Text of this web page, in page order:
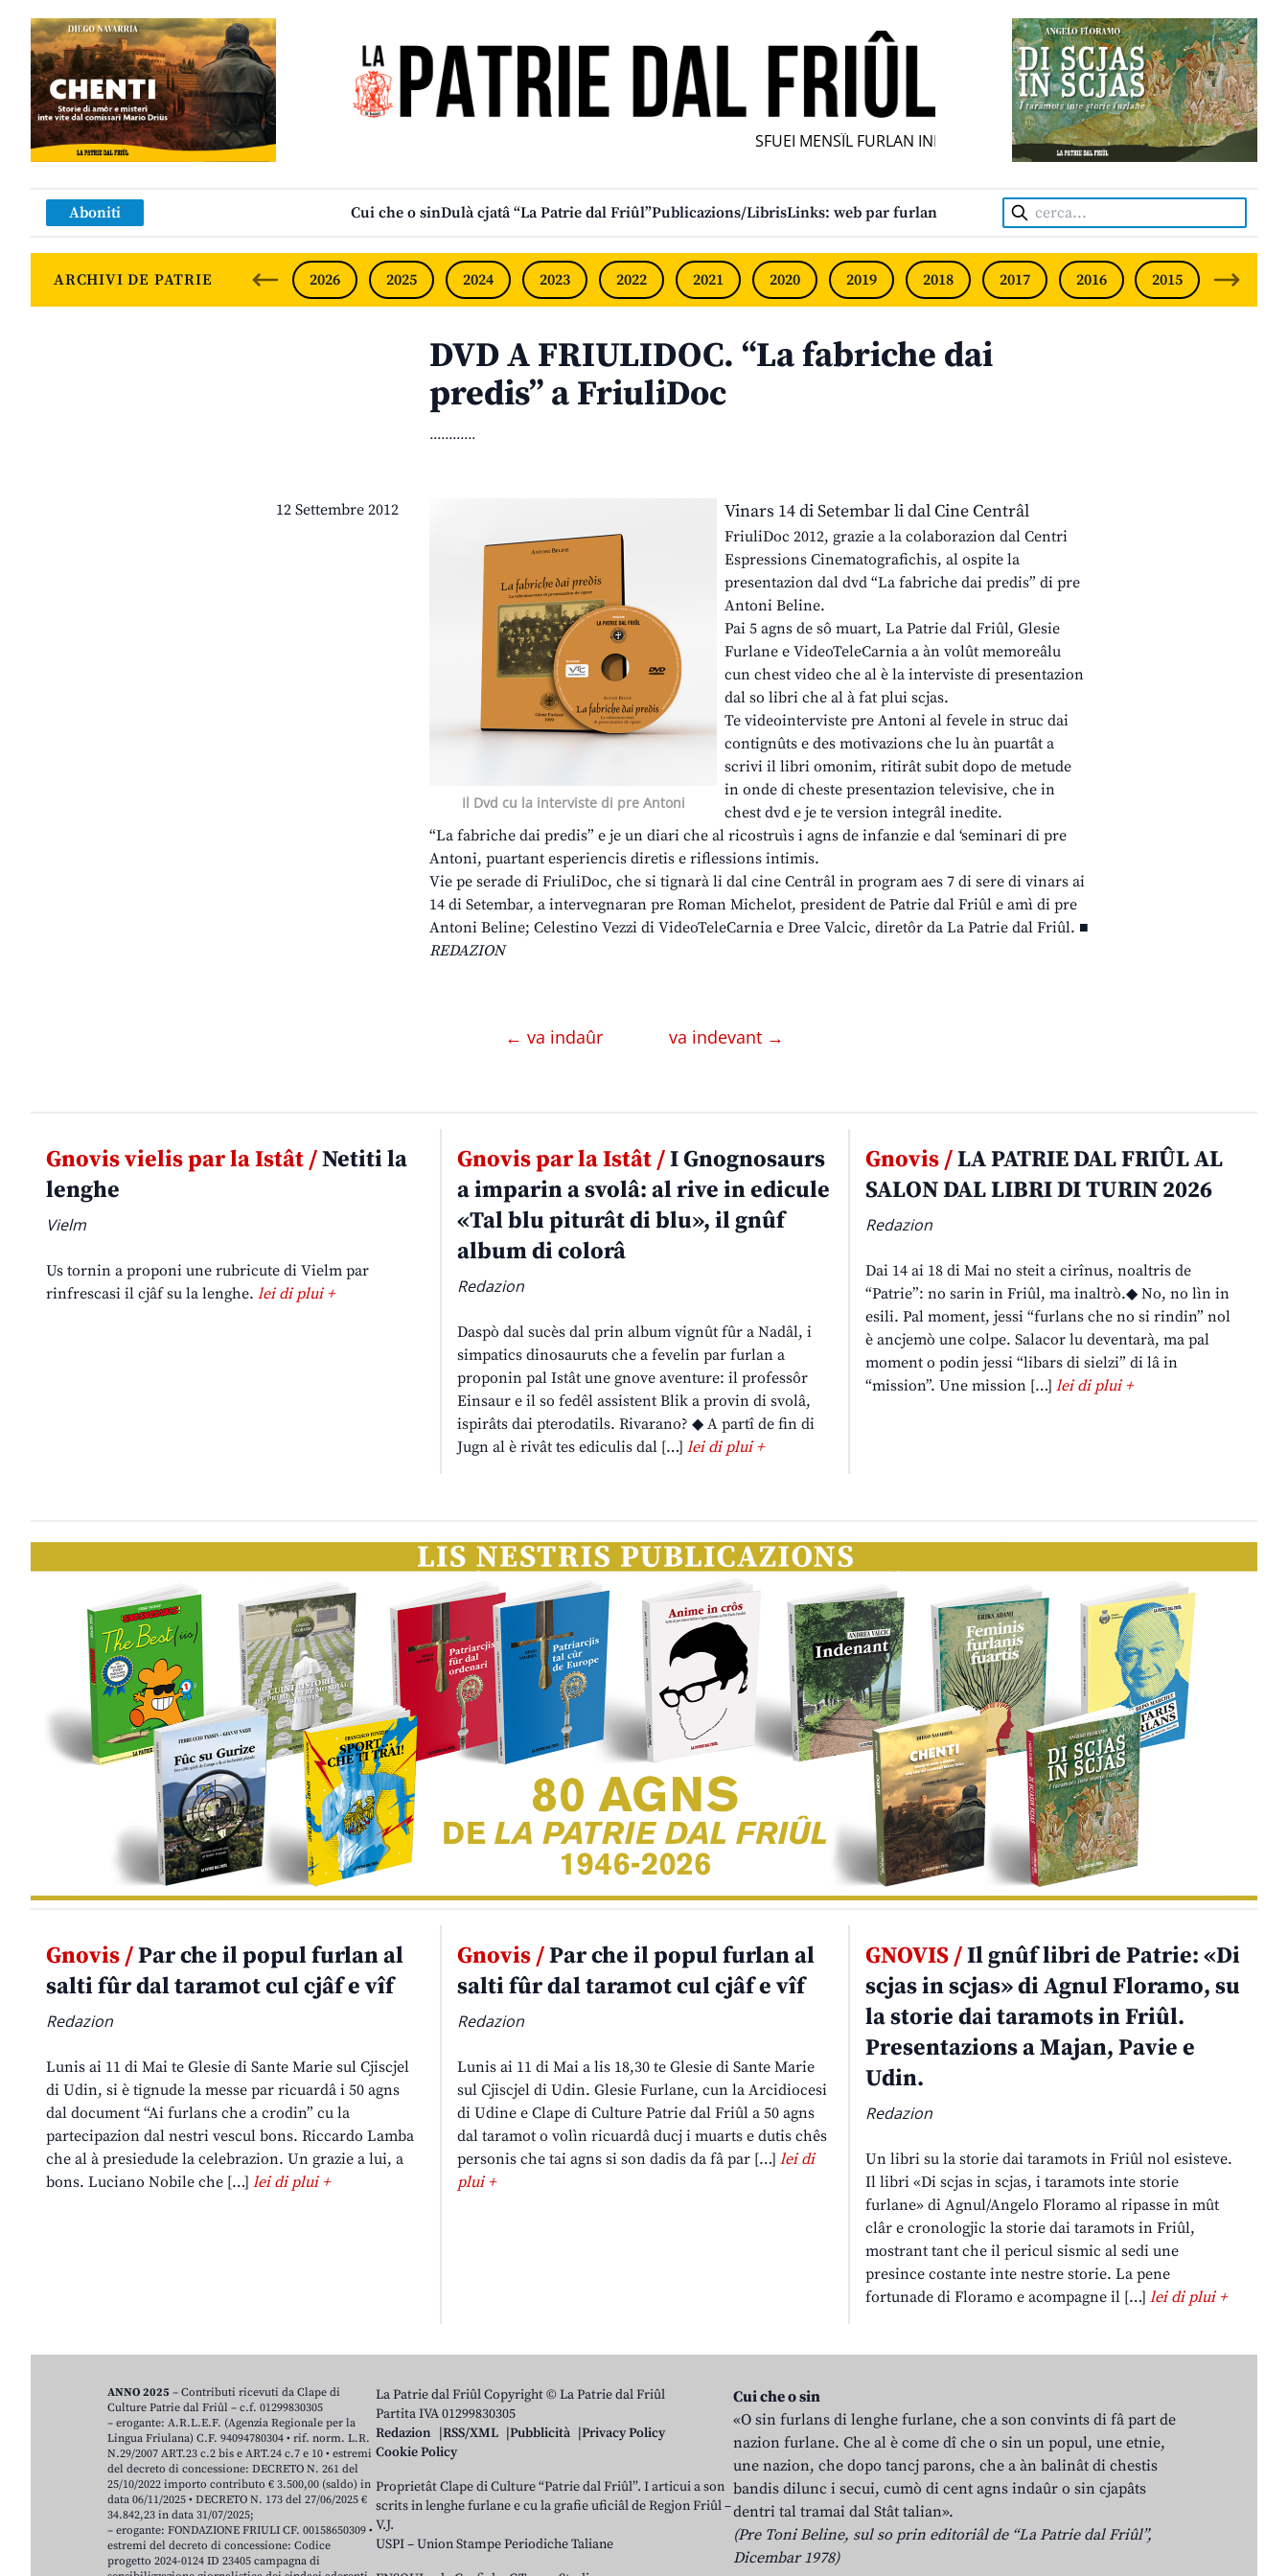
SFUEI MENSÎL FURLAN INDIPENDENT • INDEPENDENT FRIULIAN MONTHLY
Aboniti Cui che o sinDulà cjatâ “La Patrie dal Friûl”Publicazions/LibrisLinks: web par furlan Cerca:
ARCHIVI DE PATRIE 2026 2025 2024 2023 2022 2021 2020 2019 2018 2017 2016 2015 2014
DVD A FRIULIDOC. “La fabriche dai
predis” a FriuliDoc
............
12 Settembre 2012
Il Dvd cu la interviste di pre Antoni
Vinars 14 di Setembar li dal Cine Centrâl
FriuliDoc 2012, grazie a la colaborazion dal Centri
Espressions Cinematografichis, al ospite la
presentazion dal dvd “La fabriche dai predis” di pre
Antoni Beline.
Pai 5 agns de sô muart, La Patrie dal Friûl, Glesie
Furlane e VideoTeleCarnia a àn volût memoreâlu
cun chest video che al è la interviste di presentazion
dal so libri che al à fat plui scjas.
Te videointerviste pre Antoni al fevele in struc dai
contignûts e des motivazions che lu àn puartât a
scrivi il libri omonim, ritirât subit dopo de metude
in onde di cheste presentazion televisive, che in
chest dvd e je te version integrâl inedite.
“La fabriche dai predis” e je un diari che al ricostruìs i agns de infanzie e dal ‘seminari di pre
Antoni, puartant esperiencis diretis e riflessions intimis.
Vie pe serade di FriuliDoc, che si tignarà li dal cine Centrâl in program aes 7 di sere di vinars ai
14 di Setembar, a intervegnaran pre Roman Michelot, president de Patrie dal Friûl e amì di pre
Antoni Beline; Celestino Vezzi di VideoTeleCarnia e Dree Valcic, diretôr da La Patrie dal Friûl. ■
REDAZION
← va indaûr va indevant →
Gnovis vielis par la Istât /Netiti la
lenghe
Vielm
Us tornin a proponi une rubricute di Vielm par
rinfrescasi il cjâf su la lenghe. lei di plui +
Gnovis par la Istât /I Gnognosaurs
a imparin a svolâ: al rive in edicule
«Tal blu piturât di blu», il gnûf
album di colorâ
Redazion
Daspò dal sucès dal prin album vignût fûr a Nadâl, i
simpatics dinosauruts che a fevelin par furlan a
proponin pal Istât une gnove aventure: il professôr
Einsaur e il so fedêl assistent Blik a provin di svolâ,
ispirâts dai pterodatils. Rivarano? ◆ A partî de fin di
Jugn al è rivât tes ediculis dal […] lei di plui +
Gnovis /LA PATRIE DAL FRIÛL AL
SALON DAL LIBRI DI TURIN 2026
Redazion
Dai 14 ai 18 di Mai no steit a cirînus, noaltris de
“Patrie”: no sarin in Friûl, ma inaltrò.◆ No, no lìn in
esili. Pal moment, jessi “furlans che no si rindin” nol
è ancjemò une colpe. Salacor lu deventarà, ma pal
moment o podin jessi “libars di sielzi” di lâ in
“mission”. Une mission […]lei di plui +
Gnovis /Par che il popul furlan al
salti fûr dal taramot cul cjâf e vîf
Redazion
Lunis ai 11 di Mai te Glesie di Sante Marie sul Cjiscjel
di Udin, si è tignude la messe par ricuardâ i 50 agns
dal document “Ai furlans che a crodin” cu la
partecipazion dal nestri vescul bons. Riccardo Lamba
che al à presiedude la celebrazion. Un grazie a lui, a
bons. Luciano Nobile che […] lei di plui +
Gnovis /Par che il popul furlan al
salti fûr dal taramot cul cjâf e vîf
Redazion
Lunis ai 11 di Mai a lis 18,30 te Glesie di Sante Marie
sul Cjiscjel di Udin. Glesie Furlane, cun la Arcidiocesi
di Udine e Clape di Culture Patrie dal Friûl a 50 agns
dal taramot o volìn ricuardâ ducj i muarts e dutis chês
personis che tai agns si son dadis da fâ par […] lei di
plui +
GNOVIS /Il gnûf libri de Patrie: «Di
scjas in scjas» di Agnul Floramo, su
la storie dai taramots in Friûl.
Presentazions a Majan, Pavie e
Udin.
Redazion
Un libri su la storie dai taramots in Friûl nol esisteve.
Il libri «Di scjas in scjas, i taramots inte storie
furlane» di Agnul/Angelo Floramo al ripasse in mût
clâr e cronologjic la storie dai taramots in Friûl,
mostrant tant che il pericul sismic al sedi une
presince costante inte nestre storie. La pene
fortunade di Floramo e acompagne il […]lei di plui +
La Patrie dal Friûl Copyright © La Patrie dal Friûl
Partita IVA 01299830305
Redazion
RSS/XML Pubblicità
Privacy Policy
Cookie Policy
Proprietât Clape di Culture “Patrie dal Friûl”. I articui a son
scrits in lenghe furlane e cu la grafie uficiâl de Regjon Friûl –
V.J.
USPI – Union Stampe Periodiche Taliane
Cui che o sin
«O sin furlans di lenghe furlane, che a son convints di fâ part de
nazion furlane. Che al è come dî che o sin un popul, une etnie,
une nazion, che dopo tancj parons, che a àn balinât di chestis
bandis dilunc i secui, cumò di cent agns indaûr o sin cjapâts
dentri tal tramai dal Stât talian».
(Pre Toni Beline, sul so prin editoriâl de “La Patrie dal Friûl”,
Dicembar 1978)
ANNO 2025 – Contributi ricevuti da Clape di
Culture Patrie dal Friûl – c.f. 01299830305
– erogante: A.R.L.E.F. (Agenzia Regionale per la
Lingua Friulana) C.F. 94094780304 • rif. norm. L.R.
N.29/2007 ART.23 c.2 bis e ART.24 c.7 e 10 • estremi
del decreto di concessione: DECRETO N. 261 del
25/10/2022 importo contributo € 3.500,00 (saldo) in
data 06/11/2025 • DECRETO N. 173 del 27/06/2025 €
34.842,23 in data 31/07/2025;
– erogante: FONDAZIONE FRIULI CF. 00158650309 •
estremi del decreto di concessione: Codice
progetto 2024-0124 ID 23405 campagna di